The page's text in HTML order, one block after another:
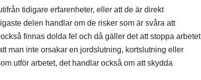
tidigare erfarenheter, eller att de är direkt
delen handlar om de risker som är svåra att
finnas dolda fel och då gäller det att stoppa arbetet
man inte orsakar en jordslutning, kortslutning eller
utför arbetet, det handlar också om att skydda